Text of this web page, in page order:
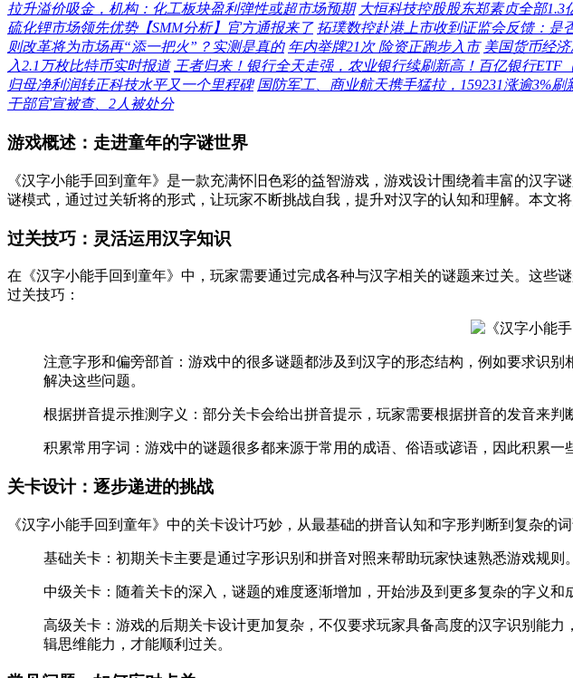
拉升溢价吸金，机构：化工板块盈利弹性或超市场预期 大恒科技控股股东郑素贞全部
硫化锂市场领先优势【SMM分析】官方通报来了 拓璞数控赴港上市收到证监会反馈：是
则改革将为市场再“添一把火”？实测是真的 年内举牌21次 险资正跑步入市 美国货币经
入2.1万枚比特币实时报道 王者归来！银行全天走强，农业银行续刷新高！百亿银行ETF
归母净利润转正科技水平又一个里程碑 国防军工、商业航天携手猛拉，159231涨逾3%
干部官宣被查、2人被处分
游戏概述：走进童年的字谜世界
《汉字小能手回到童年》是一款充满怀旧色彩的益智游戏，游戏设计围绕着丰富的汉
谜模式，通过过关斩将的形式，让玩家不断挑战自我，提升对汉字的认知和理解。本文
过关技巧：灵活运用汉字知识
在《汉字小能手回到童年》中，玩家需要通过完成各种与汉字相关的谜题来过关。这
过关技巧：
注意字形和偏旁部首：游戏中的很多谜题都涉及到汉字的形态结构，例如要求识
解决这些问题。
根据拼音提示推测字义：部分关卡会给出拼音提示，玩家需要根据拼音的发音来
积累常用字词：游戏中的谜题很多都来源于常用的成语、俗语或谚语，因此积累一
关卡设计：逐步递进的挑战
《汉字小能手回到童年》中的关卡设计巧妙，从最基础的拼音认知和字形判断到复杂
基础关卡：初期关卡主要是通过字形识别和拼音对照来帮助玩家快速熟悉游戏规则
中级关卡：随着关卡的深入，谜题的难度逐渐增加，开始涉及到更多复杂的字义
高级关卡：游戏的后期关卡设计更加复杂，不仅要求玩家具备高度的汉字识别能
辑思维能力，才能顺利过关。